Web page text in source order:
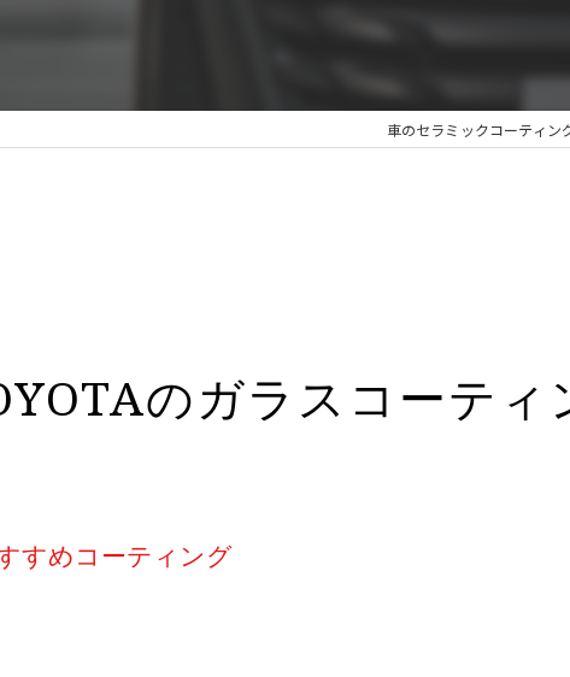
内全領域制菌コーティング『DEOFACTOR Mobi』車のセラミックコーティン
のガラスコーティ
すめコーティング